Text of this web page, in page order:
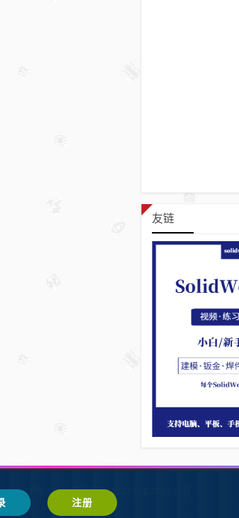
友链
号-1鲁公网安备 37132902372928号
搭建
注册